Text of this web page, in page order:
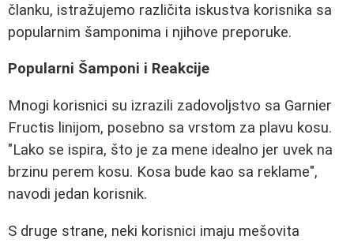
članku, istražujemo različita iskustva korisnika sa
popularnim šamponima i njihove preporuke.
Popularni Šamponi i Reakcije
Mnogi korisnici su izrazili zadovoljstvo sa Garnier
Fructis linijom, posebno sa vrstom za plavu kosu.
"Lako se ispira, što je za mene idealno jer uvek na
brzinu perem kosu. Kosa bude kao sa reklame",
navodi jedan korisnik.
S druge strane, neki korisnici imaju mešovita